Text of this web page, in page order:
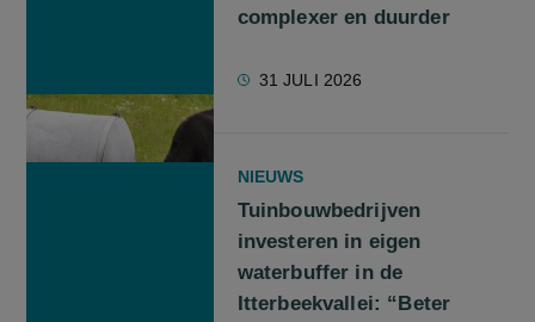
complexer en duurder
31 JULI 2026
NIEUWS
Tuinbouwbedrijven
investeren in eigen
waterbuffer in de
Itterbeekvallei: “Beter